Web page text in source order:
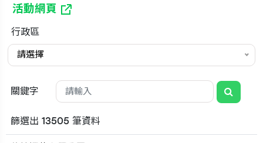
活動網頁
行政區
請選擇
關鍵字
篩選出 13505 筆資料